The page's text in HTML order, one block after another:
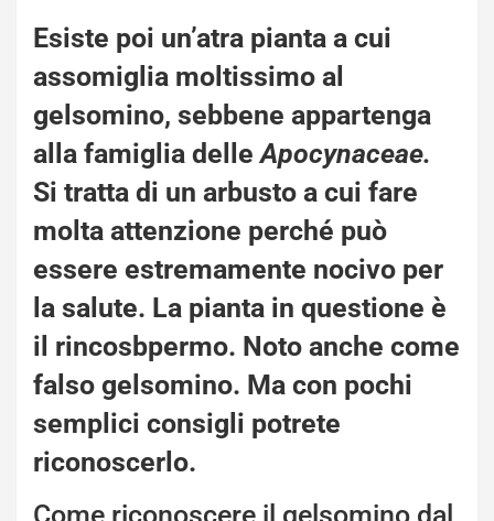
Esiste poi un’atra pianta a cui
assomiglia moltissimo al
gelsomino, sebbene appartenga
alla famiglia delleApocynaceae.
Si tratta di un arbusto a cui fare
molta attenzione perché può
essere estremamente nocivo per
la salute. La pianta in questione è
il rincosbpermo. Noto anche come
falso gelsomino. Ma con pochi
semplici consigli potrete
riconoscerlo.
Come riconoscere il gelsomino dal